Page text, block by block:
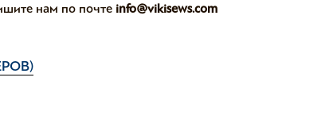
нам по почте info@vikisews.com